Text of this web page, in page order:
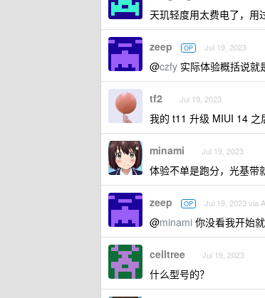
天玑轻度用太费电了，用
zeep OP Jul 19, 2023
@czfy 实际体验概括说就
tf2 Jul 19, 2023
我的 t11 升级 MIUI 14 之
minami Jul 19, 2023
体验不单是跑分，光基带
zeep OP Jul 19, 2023 via
@minami 你没看我开始
celltree Jul 19, 2023
什么型号的？